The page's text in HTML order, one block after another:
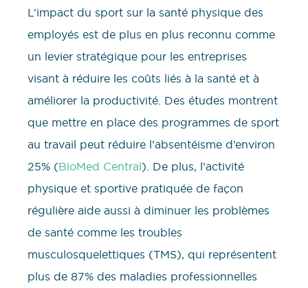
L’impact du sport sur la santé physique des
employés est de plus en plus reconnu comme
un levier stratégique pour les entreprises
visant à réduire les coûts liés à la santé et à
améliorer la productivité. Des études montrent
que mettre en place des programmes de sport
au travail peut réduire l’absentéisme d’environ
25%​ (BioMed Central)​. De plus, l’activité
physique et sportive pratiquée de façon
régulière aide aussi à diminuer les problèmes
de santé comme les troubles
musculosquelettiques (TMS), qui représentent
plus de 87% des maladies professionnelles